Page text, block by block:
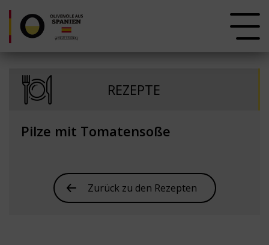
REZEPTE
Pilze mit Tomatensoße
Zurück zu den Rezepten